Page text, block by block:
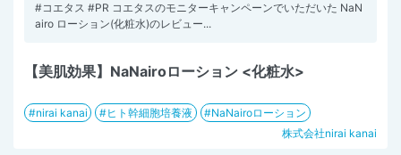
#コエタス #PR コエタスのモニターキャンペーンでいただいた NaN
airo ローション(化粧水)のレビュー...
【美肌効果】NaNairoローション <化粧水>
nirai kanai ヒト幹細胞培養液
NaNairoローション
株式会社nirai kanai